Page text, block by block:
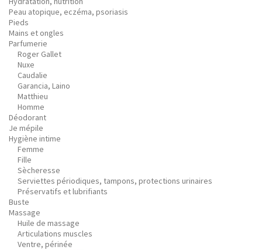
Peau atopique, eczéma, psoriasis
Pieds
Mains et ongles
Parfumerie
Roger Gallet
Nuxe
Caudalie
Garancia, Laino
Matthieu
Homme
Déodorant
Je mépile
Hygiène intime
Femme
Fille
Sècheresse
Serviettes périodiques, tampons, protections urinaires
Préservatifs et lubrifiants
Buste
Massage
Huile de massage
Articulations muscles
Ventre, périnée